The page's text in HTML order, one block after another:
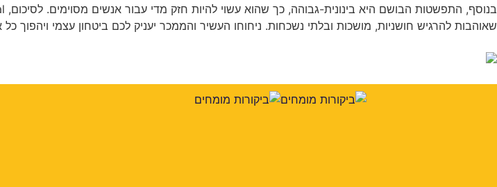
שאוהבות להרגיש חושניות, מושכות ובלתי נשכחות. ניחוחו העשיר והממכר יעניק לכם ביטחון עצמי ויהפוך